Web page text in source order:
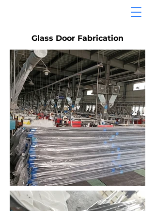
Glass Door Fabrication